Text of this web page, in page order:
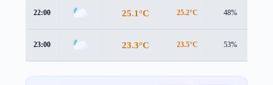
22:00 25.1°C 25.2°C 48%
23:00 23.3°C 23.5°C 53%